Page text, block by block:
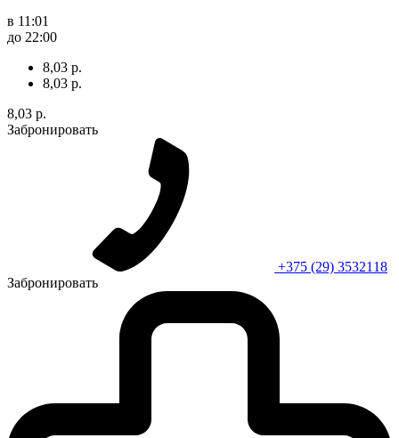
в 11:01
до 22:00
8,03 р.
8,03 р.
8,03 р.
Забронировать
+375 (29) 3532118
Забронировать